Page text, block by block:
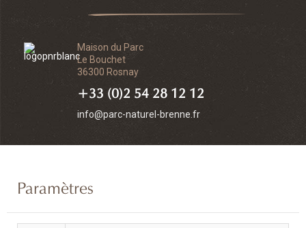
Maison du Parc
Le Bouchet
36300 Rosnay
+33 (0)2 54 28 12 12
info@parc-naturel-brenne.fr
Paramètres